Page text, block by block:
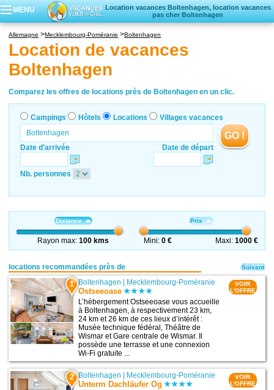
MENU
Location vacances Boltenhagen, location vacances
pas cher Boltenhagen
Locations vacances
Villages vacances
Allemagne Mecklembourg-Poméranie Boltenhagen
Location de vacances
Boltenhagen
Comparez les offres de locations près de Boltenhagen en un clic.
Campings Hôtels Locations Villages vacances
Date d'arrivée Date de départ
GO !
Nb. personnes
Distance
Rayon max:100 kms
Prix
Mini:0 € Maxi: 1000 €
locations recommandées près de
1 Boltenhagen | Mecklembourg-Poméranie
Ostseeoase
L’hébergement Ostseeoase vous accueille
à Boltenhagen, à respectivement 23 km,
24 km et 26 km de ces lieux d’intérêt :
Musée technique fédéral, Théâtre de
Wismar et Gare centrale de Wismar. Il
possède une terrasse et une connexion
Wi-Fi gratuite ...
VOIR
L'OFFRE
2 Boltenhagen Mecklembourg-Poméranie
Unterm Dachläufer Og
VOIR
L'OFFRE
Suivant